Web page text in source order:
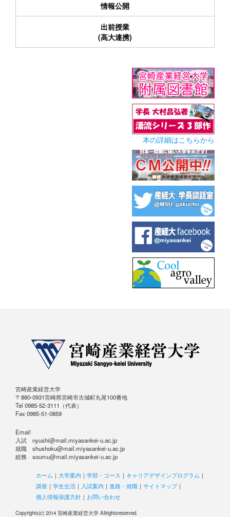
情報公開
出前授業
(高大連携)
本の詳細はこちらから
宮崎産業経営大学
〒880-0931宮崎県宮崎市古城町丸尾100番地
Tel 0985-52-3111（代表）
Fax 0985-51-0859
Email
入試 nyushi@mail.miyasankei-u.ac.jp
就職 shushoku@mail.miyasankei-u.ac.jp
総務 soumu@mail.miyasankei-u.ac.jp
ホーム ｜ 大学案内 ｜ 学部・コース ｜ キャリアデザインプログラム ｜
講座 ｜ 学生生活 ｜ 入試案内 ｜ 進路・就職 ｜ サイトマップ｜
個人情報保護方針 ｜ お問い合わせ
Copyrights(c) 2014 宮崎産業経営大学 Allrightsreserved.